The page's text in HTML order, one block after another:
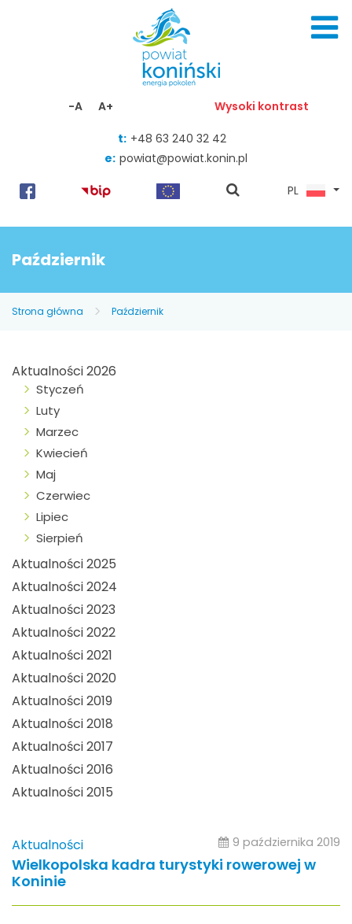
-A A+ Wysoki kontrast
t: +48 63 240 32 42
e: powiat@powiat.konin.pl
pokaż
PL
Październik
Strona główna Październik
Aktualności 2026
Styczeń
Luty
Marzec
Kwiecień
Maj
Czerwiec
Lipiec
Sierpień
Aktualności 2025
Aktualności 2024
Aktualności 2023
Aktualności 2022
Aktualności 2021
Aktualności 2020
Aktualności 2019
Aktualności 2018
Aktualności 2017
Aktualności 2016
Aktualności 2015
Aktualności 9 października 2019
Wielkopolska kadra turystyki rowerowej w
Koninie